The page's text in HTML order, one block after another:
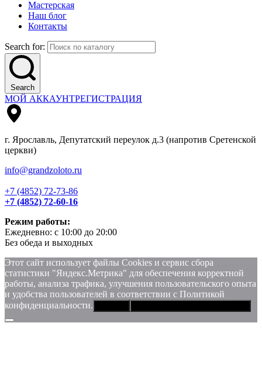
Мастерская
Наш блог
Контакты
Search for:
Search
МОЙ АККАУНТРЕГИСТРАЦИЯ
г. Ярославль, Депутатский переулок д.3 (напротив Сретенской
церкви)
info@grandzoloto.ru
+7 (4852) 72-73-86
+7 (4852) 72-60-16
Режим работы:
Ежедневно: с 10:00 до 20:00
Без обеда и выходных
Этот сайт использует файлы Сookies и сервис сбора
статистики "Яндекс.Метрика" для обеспечения корректной
работы, анализа трафика, улучшения пользовательского опыта
и удобства пользователей в соответствии с Политикой
конфиденциальности.